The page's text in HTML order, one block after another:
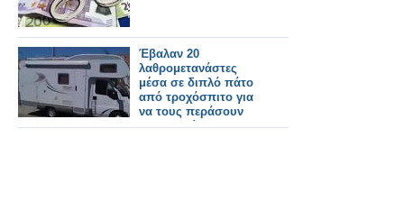
Έβαλαν 20
λαθρομετανάστες
μέσα σε διπλό πάτο
από τροχόσπιτο για
να τους περάσουν
στην Ιταλία